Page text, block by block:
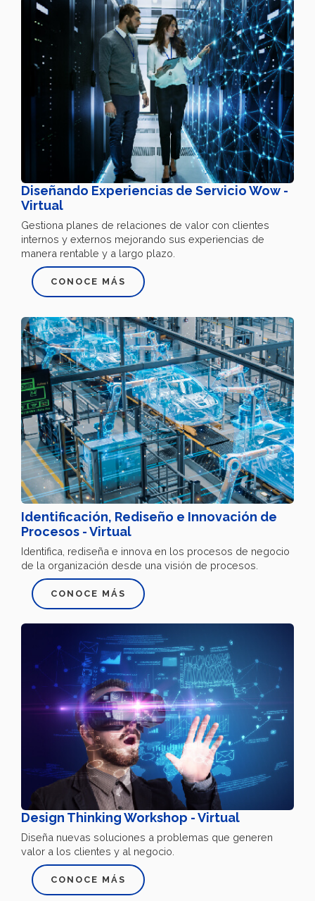
Diseñando Experiencias de Servicio Wow -
Virtual
Gestiona planes de relaciones de valor con clientes
internos y externos mejorando sus experiencias de
manera rentable y a largo plazo.
CONOCE MÁS
Identificación, Rediseño e Innovación de
Procesos - Virtual
Identifica, rediseña e innova en los procesos de negocio
de la organización desde una visión de procesos.
CONOCE MÁS
Design Thinking Workshop - Virtual
Diseña nuevas soluciones a problemas que generen
valor a los clientes y al negocio.
CONOCE MÁS